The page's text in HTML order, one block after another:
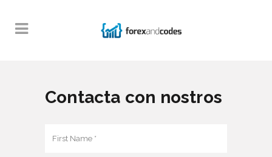
Contacta con nostros